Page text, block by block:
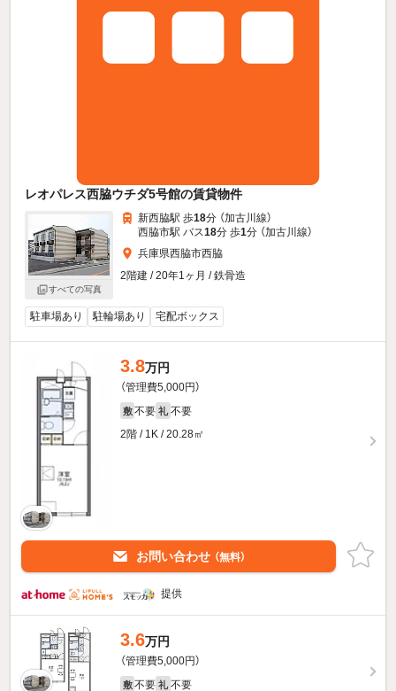
レオパレス西脇ウチダ5号館の賃貸物件
すべての写真
新西脇駅 歩18分 （加古川線）
西脇市駅 バス18分 歩1分 （加古川線）
兵庫県西脇市西脇
2階建 / 20年1ヶ月 / 鉄骨造
駐車場あり 駐輪場あり 宅配ボックス
3.8万円
（管理費5,000円）
敷 不要 礼 不要
2階 / 1K / 20.28㎡
お問い合わせ （無料）
提供
3.6万円
（管理費5,000円）
敷 不要 礼 不要